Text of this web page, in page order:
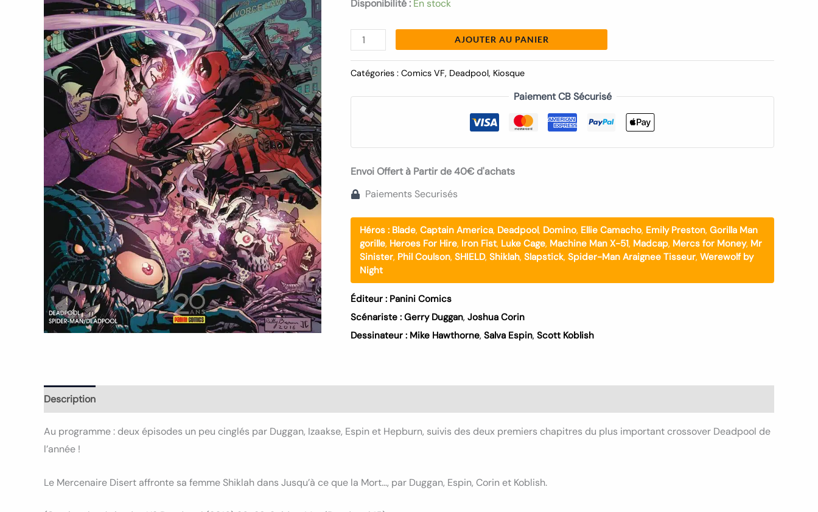
Disponibilité : En stock
Numero
AJOUTER AU PANIER
Catégories : Comics VF, Deadpool, Kiosque
Paiement CB Sécurisé
Envoi Offert à Partir de 40€ d'achats
Paiements Securisés
Héros : Blade, Captain America, Deadpool, Domino, Ellie Camacho, Emily Preston, Gorilla Man
gorille, Heroes For Hire, Iron Fist, Luke Cage, Machine Man X-51, Madcap, Mercs for Money, Mr
Sinister, Phil Coulson, SHIELD, Shiklah, Slapstick, Spider-Man Araignee Tisseur, Werewolf by
Night
Éditeur : Panini Comics
Scénariste : Gerry Duggan, Joshua Corin
Dessinateur : Mike Hawthorne, Salva Espin, Scott Koblish
Description
Au programme : deux épisodes un peu cinglés par Duggan, Izaakse, Espin et Hepburn, suivis des deux premiers chapitres du plus important crossover Deadpool de
l’année !
Le Mercenaire Disert affronte sa femme Shiklah dans Jusqu’à ce que la Mort…, par Duggan, Espin, Corin et Koblish.